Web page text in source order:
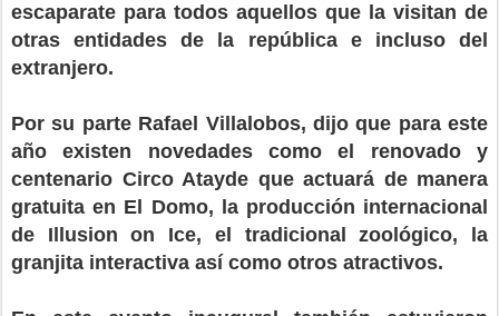
escaparate para todos aquellos que la visitan de
otras entidades de la república e incluso del
extranjero.
Por su parte Rafael Villalobos, dijo que para este
año existen novedades como el renovado y
centenario Circo Atayde que actuará de manera
gratuita en El Domo, la producción internacional
de Illusion on Ice, el tradicional zoológico, la
granjita interactiva así como otros atractivos.